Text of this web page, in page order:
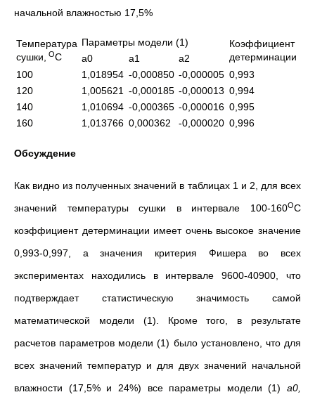
начальной влажностью 17,5%
Температура
сушки,
ОС
Параметры модели (1)
Коэффициент
детерминации
a0 a1
a2
100
1,018954 -0,000850 -0,000005 0,993
120
1,005621 -0,000185 -0,000013 0,994
140
1,010694 -0,000365 -0,000016 0,995
160
1,013766 0,000362 -0,000020 0,996
Обсуждение
Как видно из полученных значений в таблицах 1 и 2, для всех
значений температуры сушки в интервале 100-160ОС
коэффициент детерминации имеет очень высокое значение
0,993-0,997, а значения критерия Фишера во всех
экспериментах находились в интервале 9600-40900, что
подтверждает статистическую значимость самой
математической модели (1). Кроме того, в результате
расчетов параметров модели (1) было установлено, что для
всех значений температур и для двух значений начальной
влажности (17,5% и 24%) все параметры модели (1) a0,